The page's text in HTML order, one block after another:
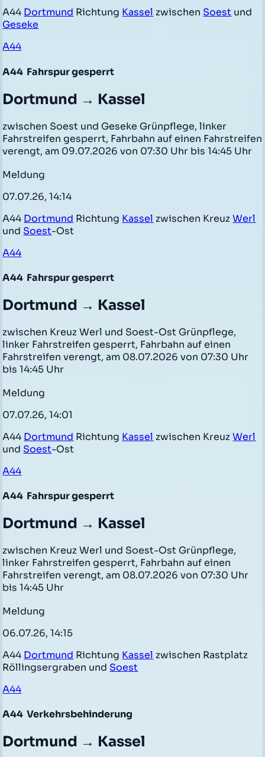
A44 Dortmund Richtung Kassel zwischen Soest und
Geseke
A44
A44 Fahrspur gesperrt
Dortmund → Kassel
zwischen Soest und Geseke Grünpflege, linker
Fahrstreifen gesperrt, Fahrbahn auf einen Fahrstreifen
verengt, am 09.07.2026 von 07:30 Uhr bis 14:45 Uhr
Meldung
07.07.26, 14:14
A44 Dortmund Richtung Kassel zwischen KreuzWerl
und Soest-Ost
A44
A44 Fahrspur gesperrt
Dortmund → Kassel
zwischen Kreuz Werl und Soest-Ost Grünpflege,
linker Fahrstreifen gesperrt, Fahrbahn auf einen
Fahrstreifen verengt, am 08.07.2026 von 07:30 Uhr
bis 14:45 Uhr
Meldung
07.07.26, 14:01
A44 Dortmund Richtung Kassel zwischen KreuzWerl
und Soest-Ost
A44
A44 Fahrspur gesperrt
Dortmund → Kassel
zwischen Kreuz Werl und Soest-Ost Grünpflege,
linker Fahrstreifen gesperrt, Fahrbahn auf einen
Fahrstreifen verengt, am 08.07.2026 von 07:30 Uhr
bis 14:45 Uhr
Meldung
06.07.26, 14:15
A44 Dortmund Richtung Kassel zwischen Rastplatz
Röllingsergraben und Soest
A44
A44 Verkehrsbehinderung
Dortmund → Kassel